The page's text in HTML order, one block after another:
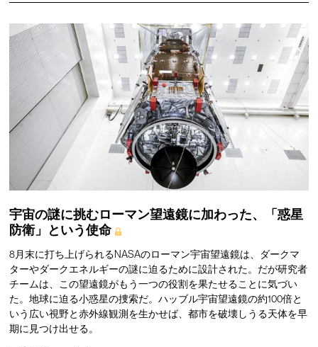
宇宙の謎に挑むローマン望遠鏡に加わった、「惑星
防衛」という使命
8月末に打ち上げられるNASAのローマン宇宙望遠鏡は、ダークマ
ターやダークエネルギーの謎に迫るために設計された。だが研究者
チームは、この望遠鏡がもう一つの役割を果たせることに気づい
た。地球に迫る小惑星の捜索だ。ハッブル宇宙望遠鏡の約100倍と
いう広い視野と赤外線観測を生かせば、都市を破壊しうる天体を早
期に見つけ出せる。